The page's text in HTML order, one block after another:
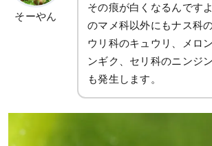
そーやん
その痕が白くなるんです
のマメ科以外にもナス科
ウリ科のキュウリ、メロ
ンギク、セリ科のニンジ
も発生します。